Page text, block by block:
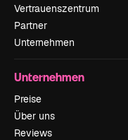
Vertrauenszentrum
Partner
Unternehmen
Unternehmen
Preise
Über uns
Reviews